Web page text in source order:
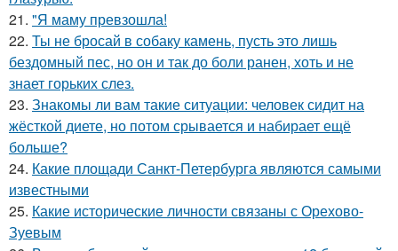
21. "Я маму превзошла!
22. Ты не бросай в собаку камень, пусть это лишь
бездомный пес, но он и так до боли ранен, хоть и не
знает горьких слез.
23. Знакомы ли вам такие ситуации: человек сидит на
жёсткой диете, но потом срывается и набирает ещё
больше?
24. Какие площади Санкт-Петербурга являются самыми
известными
25. Какие исторические личности связаны с Орехово-
Зуевым